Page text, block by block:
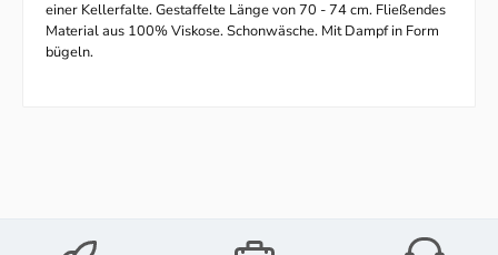
einer Kellerfalte. Gestaffelte Länge von 70 - 74 cm. Fließendes
Material aus 100% Viskose. Schonwäsche. Mit Dampf in Form
bügeln.